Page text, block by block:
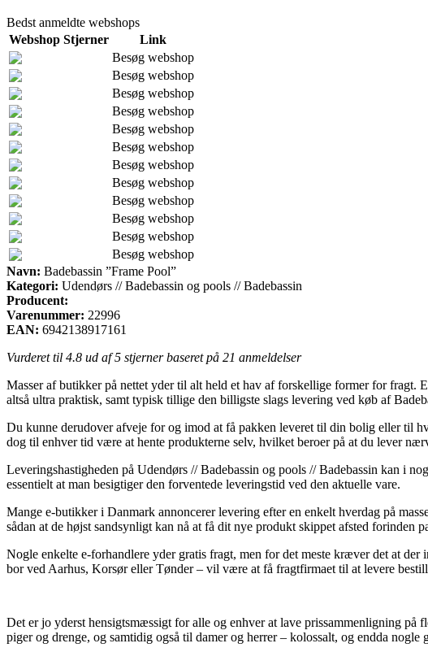
Bedst anmeldte webshops
Webshop Stjerner
Link
Besøg webshop
Besøg webshop
Besøg webshop
Besøg webshop
Besøg webshop
Besøg webshop
Besøg webshop
Besøg webshop
Besøg webshop
Besøg webshop
Besøg webshop
Besøg webshop
Navn: Badebassin ”Frame Pool”
Kategori: Udendørs // Badebassin og pools // Badebassin
Producent:
Varenummer: 22996
EAN: 6942138917161
Vurderet til 4.8 ud af 5 stjerner baseret på 21 anmeldelser
Masser af butikker på nettet yder til alt held et hav af forskellige former for fragt.
altså ultra praktisk, samt typisk tillige den billigste slags levering ved køb af
Du kunne derudover afveje for og imod at få pakken leveret til din bolig eller til
dog til enhver tid være at hente produkterne selv, hvilket beroer på at du lever
Leveringshastigheden på Udendørs // Badebassin og pools // Badebassin kan i
essentielt at man besigtiger den forventede leveringstid ved den aktuelle vare.
Mange e-butikker i Danmark annoncerer levering efter en enkelt hverdag på
sådan at de højst sandsynligt kan nå at få dit nye produkt skippet afsted forinden
Nogle enkelte e-forhandlere yder gratis fragt, men for det meste kræver det at
bor ved Aarhus, Korsør eller Tønder – vil være at få fragtfirmaet til at levere
Det er jo yderst hensigtsmæssigt for alle og enhver at lave prissammenligning på
piger og drenge, og samtidig også til damer og herrer – kolossalt, og endda nogle